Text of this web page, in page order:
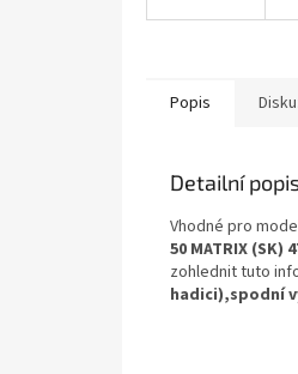
Popis
Detailní
Vhodné pro
50 MATRIX (SK)
zohlednit tuto
hadici),spodní